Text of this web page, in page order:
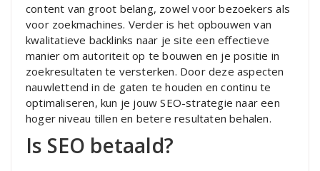
content van groot belang, zowel voor bezoekers als
voor zoekmachines. Verder is het opbouwen van
kwalitatieve backlinks naar je site een effectieve
manier om autoriteit op te bouwen en je positie in
zoekresultaten te versterken. Door deze aspecten
nauwlettend in de gaten te houden en continu te
optimaliseren, kun je jouw SEO-strategie naar een
hoger niveau tillen en betere resultaten behalen.
Is SEO betaald?